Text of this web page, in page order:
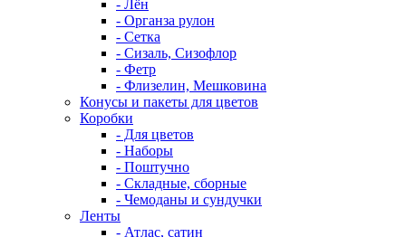
- Лён
- Органза рулон
- Сетка
- Сизаль, Сизофлор
- Фетр
- Флизелин, Мешковина
Конусы и пакеты для цветов
Коробки
- Для цветов
- Наборы
- Поштучно
- Складные, сборные
- Чемоданы и сундучки
Ленты
- Атлас, сатин